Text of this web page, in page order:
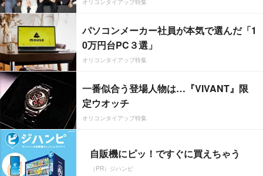
オリコンタイアップ特集
パソコンメーカー社員が本気で選んだ「1
0万円台PC３選」
オリコンタイアップ特集
一番似合う登場人物は…『VIVANT』限
定ウオッチ
オリコンタイアップ特集
自販機にピッ！ですぐに買えちゃう
（PR）ジハンピ